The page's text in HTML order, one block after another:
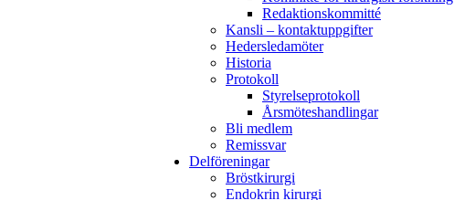
Redaktionskommitté
Kansli – kontaktuppgifter
Hedersledamöter
Historia
Protokoll
Styrelseprotokoll
Årsmöteshandlingar
Bli medlem
Remissvar
Delföreningar
Bröstkirurgi
Endokrin kirurgi